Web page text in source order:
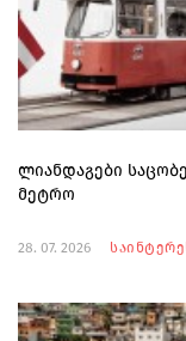
ლიანდაგები
მეტრო
28. 07. 2026